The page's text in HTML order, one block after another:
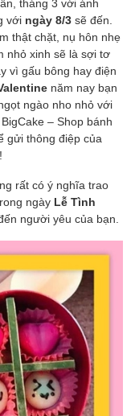
tháng 3 với ánh
với ngày 8/3 sẽ đến.
thật chặt, nụ hôn nhẹ
nhỏ xinh sẽ là sợi tơ
vì gấu bông hay điện
năm nay bạn
ngào nho nhỏ với
– Shop bánh
gửi thông điệp của
rất có ý nghĩa trao
ngày Lễ Tình
người yêu của bạn.